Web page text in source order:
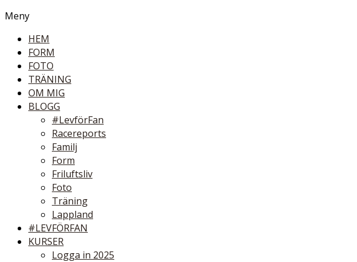
Meny
HEM
FORM
FOTO
TRÄNING
OM MIG
BLOGG
#LevförFan
Racereports
Familj
Form
Friluftsliv
Foto
Träning
Lappland
#LEVFÖRFAN
KURSER
Logga in 2025